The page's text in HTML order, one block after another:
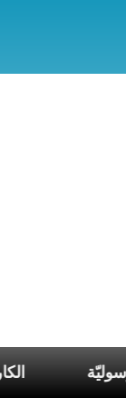
البابا الرسوليّة